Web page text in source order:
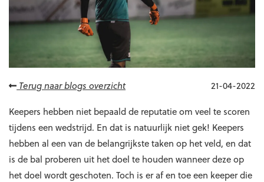
Terug naar blogs overzicht
21-04-2022
Keepers hebben niet bepaald de reputatie om veel te scoren
tijdens een wedstrijd. En dat is natuurlijk niet gek! Keepers
hebben al een van de belangrijkste taken op het veld, en dat
is de bal proberen uit het doel te houden wanneer deze op
het doel wordt geschoten. Toch is er af en toe een keeper die